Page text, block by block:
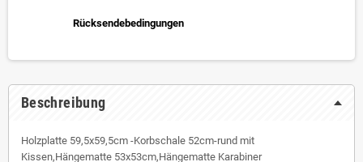
Rücksendebedingungen
Beschreibung
Holzplatte 59,5x59,5cm -Korbschale 52cm-rund mit
Kissen,Hängematte 53x53cm,Hängematte Karabiner